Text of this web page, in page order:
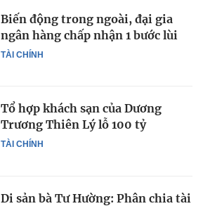
TÀI CHÍNH
Biến động trong ngoài, đại gia
ngân hàng chấp nhận 1 bước lùi
TÀI CHÍNH
Tổ hợp khách sạn của Dương
Trương Thiên Lý lỗ 100 tỷ
Di sản bà Tư Hường: Phân chia tài